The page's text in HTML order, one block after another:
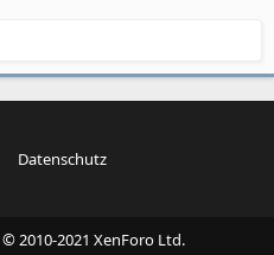
Datenschutz
© 2010-2021 XenForo Ltd.